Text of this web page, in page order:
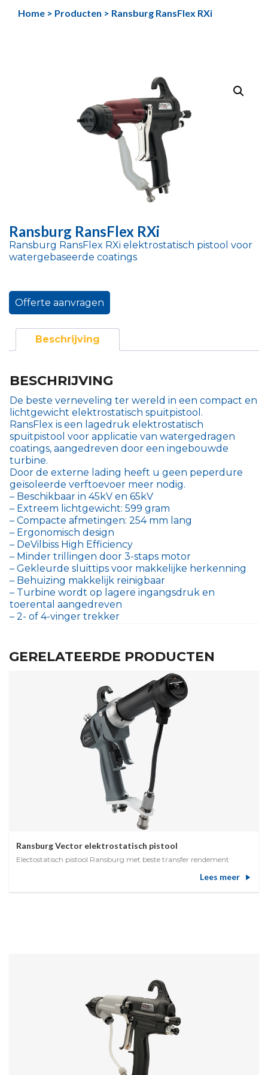
naarHome > Producten > Ransburg RansFlex RXi
Ransburg RansFlex RXi
Ransburg RansFlex RXi elektrostatisch pistool voor
watergebaseerde coatings
Offerte aanvragen
Beschrijving
BESCHRIJVING
De beste verneveling ter wereld in een compact en
lichtgewicht elektrostatisch spuitpistool.
RansFlex is een lagedruk elektrostatisch
spuitpistool voor applicatie van watergedragen
coatings, aangedreven door een ingebouwde
turbine.
Door de externe lading heeft u geen peperdure
geïsoleerde verftoevoer meer nodig.
– Beschikbaar in 45kV en 65kV
– Extreem lichtgewicht: 599 gram
– Compacte afmetingen: 254 mm lang
– Ergonomisch design
– DeVilbiss High Efficiency
– Minder trillingen door 3-staps motor
– Gekleurde sluittips voor makkelijke herkenning
– Behuizing makkelijk reinigbaar
– Turbine wordt op lagere ingangsdruk en
toerental aangedreven
– 2- of 4-vinger trekker
GERELATEERDE PRODUCTEN
Ransburg Vector elektrostatisch pistool
Electostatisch pistool Ransburg met beste transfer rendement
Lees meer